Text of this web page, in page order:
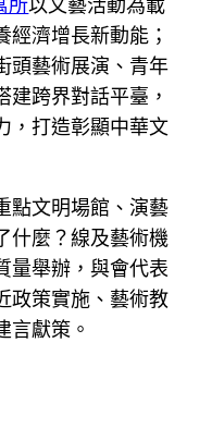
所以文藝活動為載
經濟增長新動能；
頭藝術展演、青年
建跨界對話平臺，
，打造彰顯中華文
點文明場館、演藝
什麼？線及藝術機
量舉辦，與會代表
政策實施、藝術教
言獻策。